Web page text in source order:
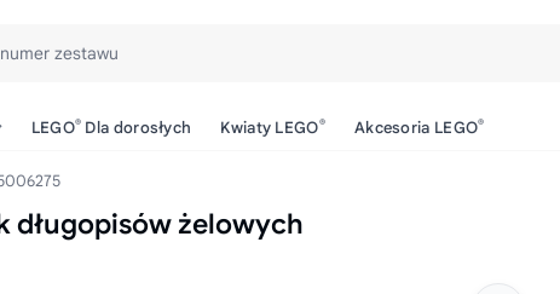
zestawu
LEGO® Dla dorosłych Kwiaty LEGO® Akcesoria LEGO®
długopisów żelowych